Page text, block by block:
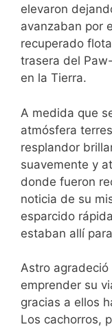
elevaron
avanzaban por
recuperado
trasera del
en la Tierra.
A medida que
atmósfera
resplandor
suavemente y
donde fueron
noticia de su
esparcido
estaban allí
Astro
emprender su
gracias a ellos
Los cachorros,